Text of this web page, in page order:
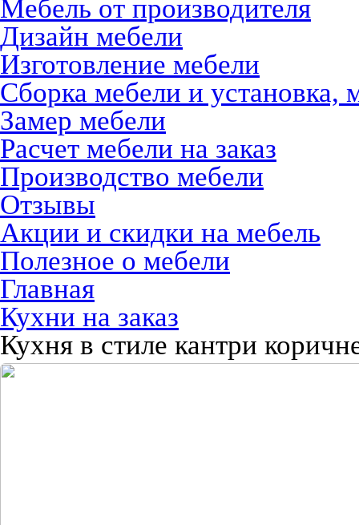
Мебель от производителя
Дизайн мебели
Изготовление мебели
Сборка мебели и установка,
Замер мебели
Расчет мебели на заказ
Производство мебели
Отзывы
Акции и скидки на мебель
Полезное о мебели
Главная
Кухни на заказ
Кухня в стиле кантри